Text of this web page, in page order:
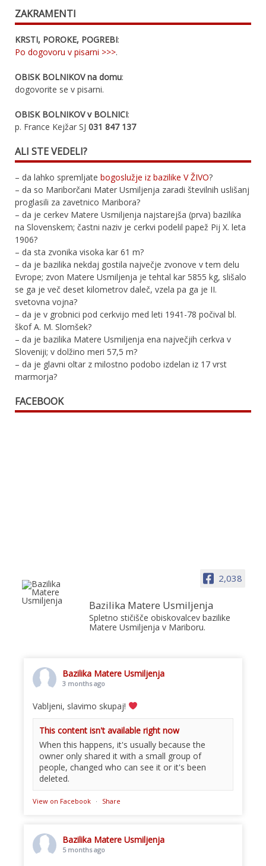
ZAKRAMENTI
KRSTI, POROKE, POGREBI:
Po dogovoru v pisarni >>>.
OBISK BOLNIKOV na domu:
dogovorite se v pisarni.
OBISK BOLNIKOV v BOLNICI:
p. France Kejžar SJ 031 847 137
ALI STE VEDELI?
– da lahko spremljate bogoslužje iz bazilike V ŽIVO?
– da so Mariborčani Mater Usmiljenja zaradi številnih uslišanj
proglasili za zavetnico Maribora?
– da je cerkev Matere Usmiljenja najstarejša (prva) bazilika
na Slovenskem; častni naziv je cerkvi podelil papež Pij X. leta
1906?
– da sta zvonika visoka kar 61 m?
– da je bazilika nekdaj gostila največje zvonove v tem delu
Evrope; zvon Matere Usmiljenja je tehtal kar 5855 kg, slišalo
se ga je več deset kilometrov daleč, vzela pa ga je II.
svetovna vojna?
– da je v grobnici pod cerkvijo med leti 1941-78 počival bl.
škof A. M. Slomšek?
– da je bazilika Matere Usmiljenja ena največjih cerkva v
Sloveniji; v dolžino meri 57,5 m?
– da je glavni oltar z milostno podobo izdelan iz 17 vrst
marmorja?
FACEBOOK
2,038
Bazilika Matere Usmiljenja
Spletno stičišče obiskovalcev bazilike
Matere Usmiljenja v Mariboru.
Bazilika Matere Usmiljenja
3 months ago
Vabljeni, slavimo skupaj!
This content isn't available right now
When this happens, it's usually because the
owner only shared it with a small group of
people, changed who can see it or it's been
deleted.
View on Facebook · Share
Bazilika Matere Usmiljenja
5 months ago